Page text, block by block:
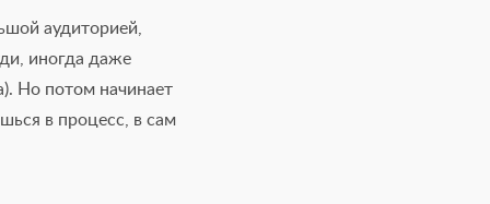
аудиторией,
иногда даже
Но потом начинает
в процесс, в сам